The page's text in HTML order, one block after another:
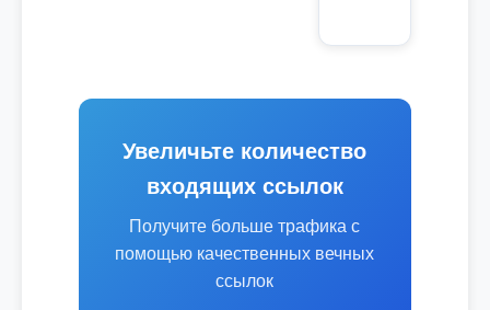
Увеличьте количество
входящих ссылок
Получите больше трафика с
помощью качественных вечных
ссылок